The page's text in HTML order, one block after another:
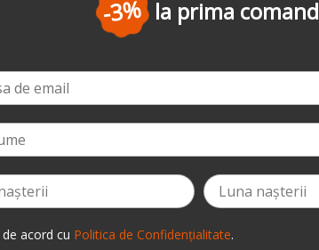
-3% la prima comandă
acord cu Politica de Confidențialitate.